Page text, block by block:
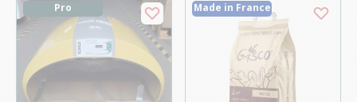
Pro Made in France